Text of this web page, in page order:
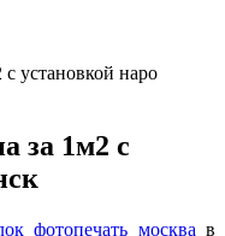
установкой наро
за 1м2 с
фотопечать москва в